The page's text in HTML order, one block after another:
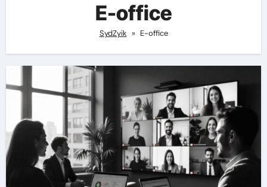
E-office
SydZyik » E-office